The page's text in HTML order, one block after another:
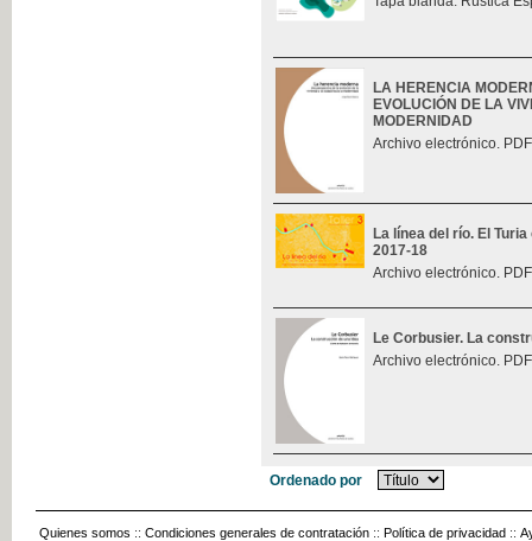
LA HERENCIA
EVOLUCIÓN DE LA
MODERNIDAD
Archivo electrónico.
La línea del río. El
2017-18
Archivo electrónico.
Le Corbusier. La
Archivo electrónico.
Ordenado por
Quienes somos :: Condiciones generales de contratación :: Política de privacidad ::